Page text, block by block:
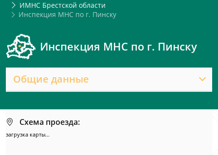
ИМНС Брестской области
Инспекция МНС по г. Пинску
Инспекция МНС по г. Пинску
Общие данные
Схема проезда:
загрузка карты...